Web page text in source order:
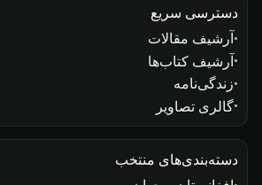
دسترسی سریع
آرشیف مقالات
آرشیف کتاب‌ها
زندگی‌نامه
گالری تصاویر
دسته‌بندی‌های منتخب